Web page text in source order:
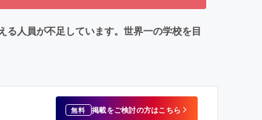
人員が不足しています。世界一の学校を目
無料 掲載をご検討の方はこちら